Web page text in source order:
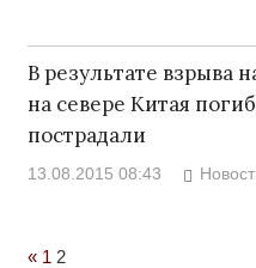
В результате взрыва
на севере Китая
пострадали
13.08.2015 08:43
«Previous
1 2